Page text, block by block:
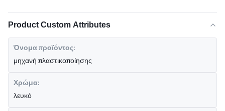
Product Custom Attributes
Όνομα προϊόντος:
μηχανή πλαστικοποίησης
Χρώμα:
λευκό